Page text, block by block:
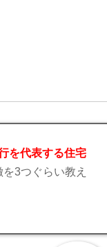
を代表する住宅
3つぐらい教え